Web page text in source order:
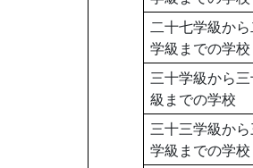
二十七学級か
学級までの学校
三十学級から
級までの学校
三十三学級か
学級までの学校